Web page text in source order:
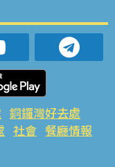
銅鑼灣好去處
社會 餐廳情報